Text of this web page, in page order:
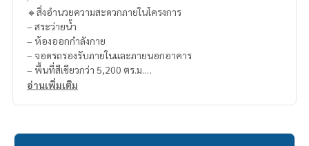
🔸สิ่งอำนวยความสะดวกภายในโครงการ
– สระว่ายน้ำ
– ห้องออกกำลังกาย
– จอดรถรองรับภายในและภายนอกอาคาร
– พื้นที่สีเขียวกว่า 5,200 ตร.ม.
- ค่าส่วนกลางตารางเมตรละ 25 บาท
อ่านเพิ่มเติม